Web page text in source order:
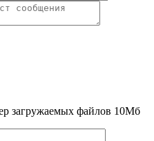
загружаемых файлов 10Мб